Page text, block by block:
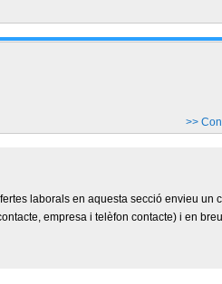
>>
laborals en aquesta secció envieu un
empresa i telèfon contacte) i en